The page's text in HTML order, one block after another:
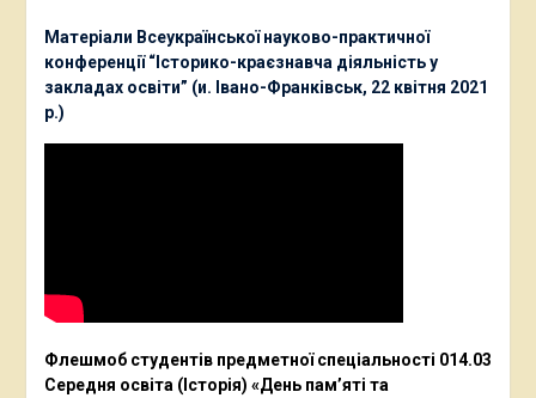
Матеріали Всеукраїнської науково-практичної
конференції “Історико-краєзнавча діяльність у
закладах освіти” (и. Івано-Франківськ, 22 квітня 2021
р.)
Флешмоб студентів предметної спеціальності 014.03
Середня освіта (Історія) «День пам’яті та